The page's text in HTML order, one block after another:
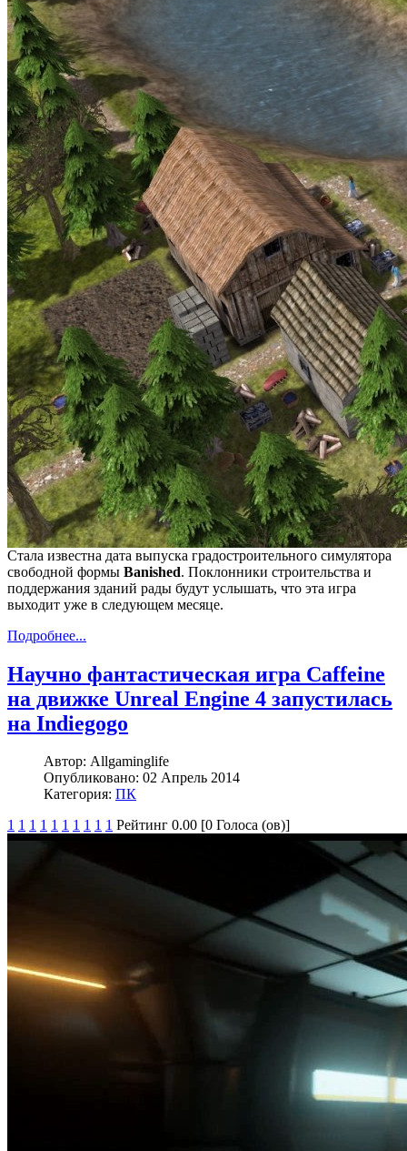
Стала известна дата выпуска градостроительного симулятора
свободной формы Banished. Поклонники строительства и
поддержания зданий рады будут услышать, что эта игра
выходит уже в следующем месяце.
Подробнее...
Научно фантастическая игра Caffeine
на движке Unreal Engine 4 запустилась
на Indiegogo
Автор: Allgaminglife
Опубликовано: 02 Апрель 2014
Категория: ПК
1 1 1 1 1 1 1 1 1 1 Рейтинг 0.00 [0 Голоса (ов)]